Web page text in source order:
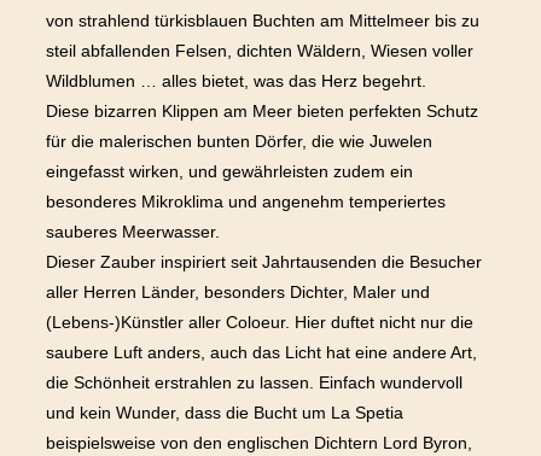
von strahlend türkisblauen Buchten am Mittelmeer bis zu
steil abfallenden Felsen, dichten Wäldern, Wiesen voller
Wildblumen … alles bietet, was das Herz begehrt.
Diese bizarren Klippen am Meer bieten perfekten Schutz
für die malerischen bunten Dörfer, die wie Juwelen
eingefasst wirken, und gewährleisten zudem ein
besonderes Mikroklima und angenehm temperiertes
sauberes Meerwasser.
Dieser Zauber inspiriert seit Jahrtausenden die Besucher
aller Herren Länder, besonders Dichter, Maler und
(Lebens-)Künstler aller Coloeur. Hier duftet nicht nur die
saubere Luft anders, auch das Licht hat eine andere Art,
die Schönheit erstrahlen zu lassen. Einfach wundervoll
und kein Wunder, dass die Bucht um La Spetia
beispielsweise von den englischen Dichtern Lord Byron,